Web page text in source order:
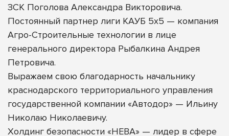
ЗСК Поголова Александра Викторовича.
Постоянный партнер лиги КАУБ 5х5 — компания
Агро-Строительные технологии в лице
генерального директора Рыбалкина Андрея
Петровича.
Выражаем свою благодарность начальнику
краснодарского территориального управления
государственной компании «Автодор» — Ильину
Николаю Николаевичу.
Холдинг безопасности «НЕВА» — лидер в сфере